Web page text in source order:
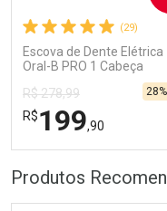
(29)
Escova de Dente Elétrica
Oral-B PRO 1 Cabeça
Redonda Recarregável 1
Unidade
R$ 278,99
R$199,90
Por Menos
Produtos